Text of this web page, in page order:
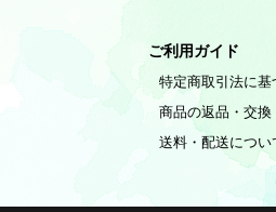
ご利用ガイド
特定商取引法に基
商品の返品・交
送料・配送につい